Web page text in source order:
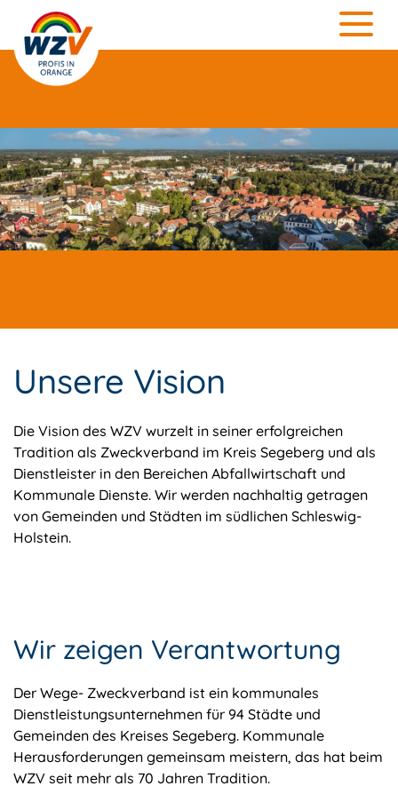
Unsere Vision
Die Vision des WZV wurzelt in seiner erfolgreichen
Tradition als Zweckverband im Kreis Segeberg und als
Dienstleister in den Bereichen Abfallwirtschaft und
Kommunale Dienste. Wir werden nachhaltig getragen
von Gemeinden und Städten im südlichen Schleswig-
Holstein.
Wir zeigen Verantwortung
Der Wege- Zweckverband ist ein kommunales
Dienstleistungsunternehmen für 94 Städte und
Gemeinden des Kreises Segeberg. Kommunale
Herausforderungen gemeinsam meistern, das hat beim
WZV seit mehr als 70 Jahren Tradition.